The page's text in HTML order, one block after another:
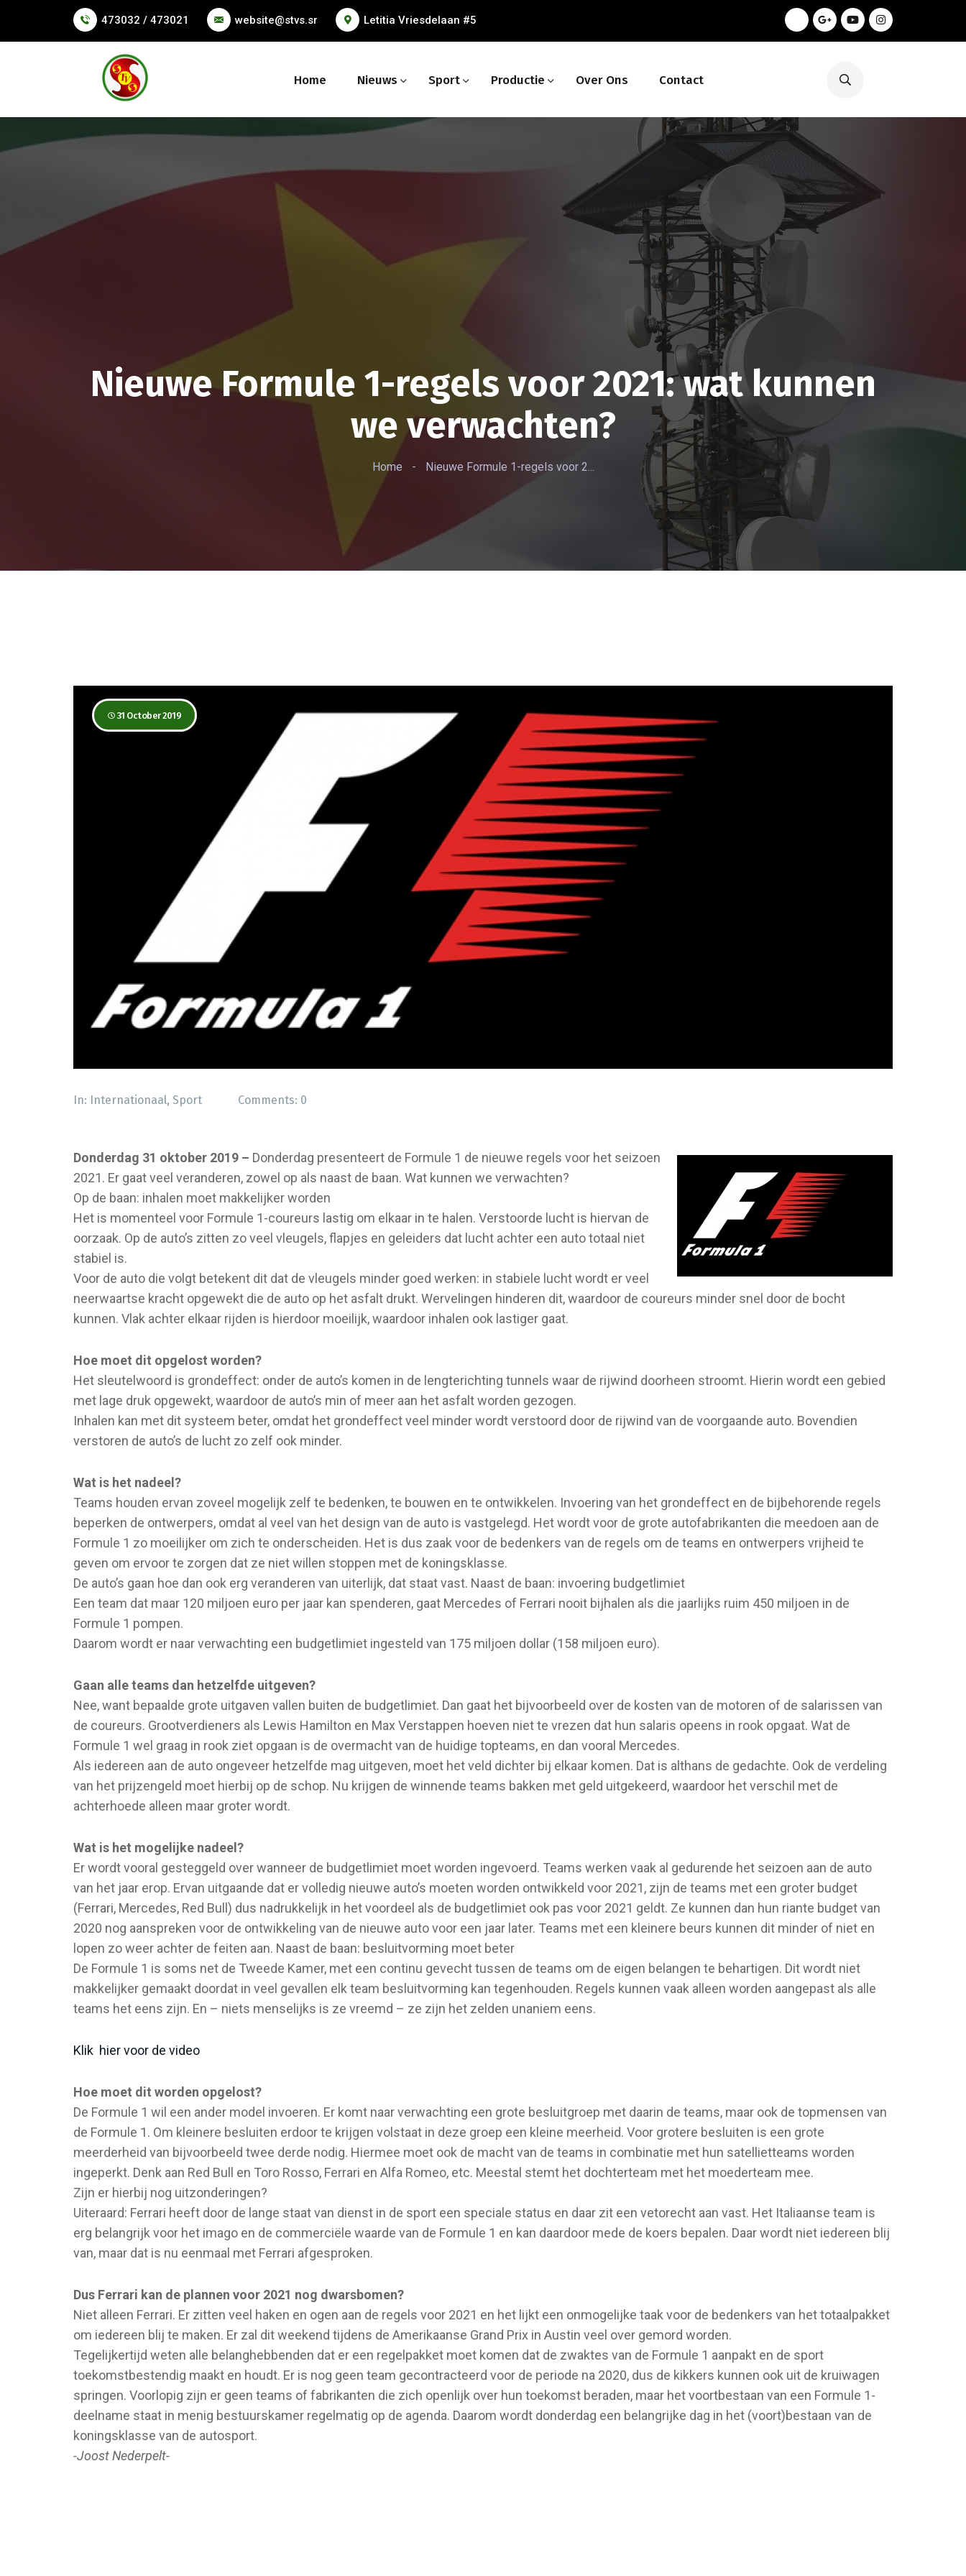
473032 / 473021 website@stvs.sr Letitia Vriesdelaan #5
Home Nieuws Sport Productie Over Ons Contact
Nieuwe Formule 1-regels voor 2021: wat kunnen
we verwachten?
Home - Nieuwe Formule 1-regels voor 2...
31 October 2019
In: Internationaal, Sport Comments: 0
Donderdag 31 oktober 2019 – Donderdag presenteert de Formule 1 de nieuwe regels voor het seizoen
2021. Er gaat veel veranderen, zowel op als naast de baan. Wat kunnen we verwachten?
Op de baan: inhalen moet makkelijker worden
Het is momenteel voor Formule 1-coureurs lastig om elkaar in te halen. Verstoorde lucht is hiervan de
oorzaak. Op de auto’s zitten zo veel vleugels, flapjes en geleiders dat lucht achter een auto totaal niet
stabiel is.
Voor de auto die volgt betekent dit dat de vleugels minder goed werken: in stabiele lucht wordt er veel
neerwaartse kracht opgewekt die de auto op het asfalt drukt. Wervelingen hinderen dit, waardoor de coureurs minder snel door de bocht
kunnen. Vlak achter elkaar rijden is hierdoor moeilijk, waardoor inhalen ook lastiger gaat.
Hoe moet dit opgelost worden?
Het sleutelwoord is grondeffect: onder de auto’s komen in de lengterichting tunnels waar de rijwind doorheen stroomt. Hierin wordt een gebied
met lage druk opgewekt, waardoor de auto’s min of meer aan het asfalt worden gezogen.
Inhalen kan met dit systeem beter, omdat het grondeffect veel minder wordt verstoord door de rijwind van de voorgaande auto. Bovendien
verstoren de auto’s de lucht zo zelf ook minder.
Wat is het nadeel?
Teams houden ervan zoveel mogelijk zelf te bedenken, te bouwen en te ontwikkelen. Invoering van het grondeffect en de bijbehorende regels
beperken de ontwerpers, omdat al veel van het design van de auto is vastgelegd. Het wordt voor de grote autofabrikanten die meedoen aan de
Formule 1 zo moeilijker om zich te onderscheiden. Het is dus zaak voor de bedenkers van de regels om de teams en ontwerpers vrijheid te
geven om ervoor te zorgen dat ze niet willen stoppen met de koningsklasse.
De auto’s gaan hoe dan ook erg veranderen van uiterlijk, dat staat vast. Naast de baan: invoering budgetlimiet
Een team dat maar 120 miljoen euro per jaar kan spenderen, gaat Mercedes of Ferrari nooit bijhalen als die jaarlijks ruim 450 miljoen in de
Formule 1 pompen.
Daarom wordt er naar verwachting een budgetlimiet ingesteld van 175 miljoen dollar (158 miljoen euro).
Gaan alle teams dan hetzelfde uitgeven?
Nee, want bepaalde grote uitgaven vallen buiten de budgetlimiet. Dan gaat het bijvoorbeeld over de kosten van de motoren of de salarissen van
de coureurs. Grootverdieners als Lewis Hamilton en Max Verstappen hoeven niet te vrezen dat hun salaris opeens in rook opgaat. Wat de
Formule 1 wel graag in rook ziet opgaan is de overmacht van de huidige topteams, en dan vooral Mercedes.
Als iedereen aan de auto ongeveer hetzelfde mag uitgeven, moet het veld dichter bij elkaar komen. Dat is althans de gedachte. Ook de verdeling
van het prijzengeld moet hierbij op de schop. Nu krijgen de winnende teams bakken met geld uitgekeerd, waardoor het verschil met de
achterhoede alleen maar groter wordt.
Wat is het mogelijke nadeel?
Er wordt vooral gesteggeld over wanneer de budgetlimiet moet worden ingevoerd. Teams werken vaak al gedurende het seizoen aan de auto
van het jaar erop. Ervan uitgaande dat er volledig nieuwe auto’s moeten worden ontwikkeld voor 2021, zijn de teams met een groter budget
(Ferrari, Mercedes, Red Bull) dus nadrukkelijk in het voordeel als de budgetlimiet ook pas voor 2021 geldt. Ze kunnen dan hun riante budget van
2020 nog aanspreken voor de ontwikkeling van de nieuwe auto voor een jaar later. Teams met een kleinere beurs kunnen dit minder of niet en
lopen zo weer achter de feiten aan. Naast de baan: besluitvorming moet beter
De Formule 1 is soms net de Tweede Kamer, met een continu gevecht tussen de teams om de eigen belangen te behartigen. Dit wordt niet
makkelijker gemaakt doordat in veel gevallen elk team besluitvorming kan tegenhouden. Regels kunnen vaak alleen worden aangepast als alle
teams het eens zijn. En – niets menselijks is ze vreemd – ze zijn het zelden unaniem eens.
Klik hier voor de video
Hoe moet dit worden opgelost?
De Formule 1 wil een ander model invoeren. Er komt naar verwachting een grote besluitgroep met daarin de teams, maar ook de topmensen van
de Formule 1. Om kleinere besluiten erdoor te krijgen volstaat in deze groep een kleine meerheid. Voor grotere besluiten is een grote
meerderheid van bijvoorbeeld twee derde nodig. Hiermee moet ook de macht van de teams in combinatie met hun satellietteams worden
ingeperkt. Denk aan Red Bull en Toro Rosso, Ferrari en Alfa Romeo, etc. Meestal stemt het dochterteam met het moederteam mee.
Zijn er hierbij nog uitzonderingen?
Uiteraard: Ferrari heeft door de lange staat van dienst in de sport een speciale status en daar zit een vetorecht aan vast. Het Italiaanse team is
erg belangrijk voor het imago en de commerciële waarde van de Formule 1 en kan daardoor mede de koers bepalen. Daar wordt niet iedereen blij
van, maar dat is nu eenmaal met Ferrari afgesproken.
Dus Ferrari kan de plannen voor 2021 nog dwarsbomen?
Niet alleen Ferrari. Er zitten veel haken en ogen aan de regels voor 2021 en het lijkt een onmogelijke taak voor de bedenkers van het totaalpakket
om iedereen blij te maken. Er zal dit weekend tijdens de Amerikaanse Grand Prix in Austin veel over gemord worden.
Tegelijkertijd weten alle belanghebbenden dat er een regelpakket moet komen dat de zwaktes van de Formule 1 aanpakt en de sport
toekomstbestendig maakt en houdt. Er is nog geen team gecontracteerd voor de periode na 2020, dus de kikkers kunnen ook uit de kruiwagen
springen. Voorlopig zijn er geen teams of fabrikanten die zich openlijk over hun toekomst beraden, maar het voortbestaan van een Formule 1-
deelname staat in menig bestuurskamer regelmatig op de agenda. Daarom wordt donderdag een belangrijke dag in het (voort)bestaan van de
koningsklasse van de autosport.
-Joost Nederpelt-